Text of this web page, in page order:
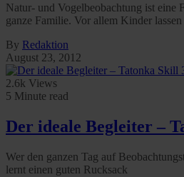
Natur- und Vogelbeobachtung ist eine
ganze Familie. Vor allem Kinder lassen
By Redaktion
August 23, 2012
2.6k Views
5 Minute read
Der ideale Begleiter –
Wer den ganzen Tag auf
lernt einen guten Rucksack